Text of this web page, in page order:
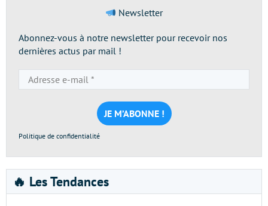
Newsletter
Abonnez-vous à notre newsletter pour recevoir nos
dernières actus par mail !
e-
mail
*
Politique de confidentialité
🔥 Les Tendances